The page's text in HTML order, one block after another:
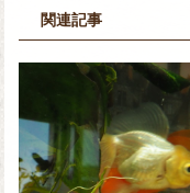
関連記事